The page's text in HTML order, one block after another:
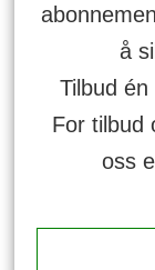
å
Tilbud
For tilbud
oss